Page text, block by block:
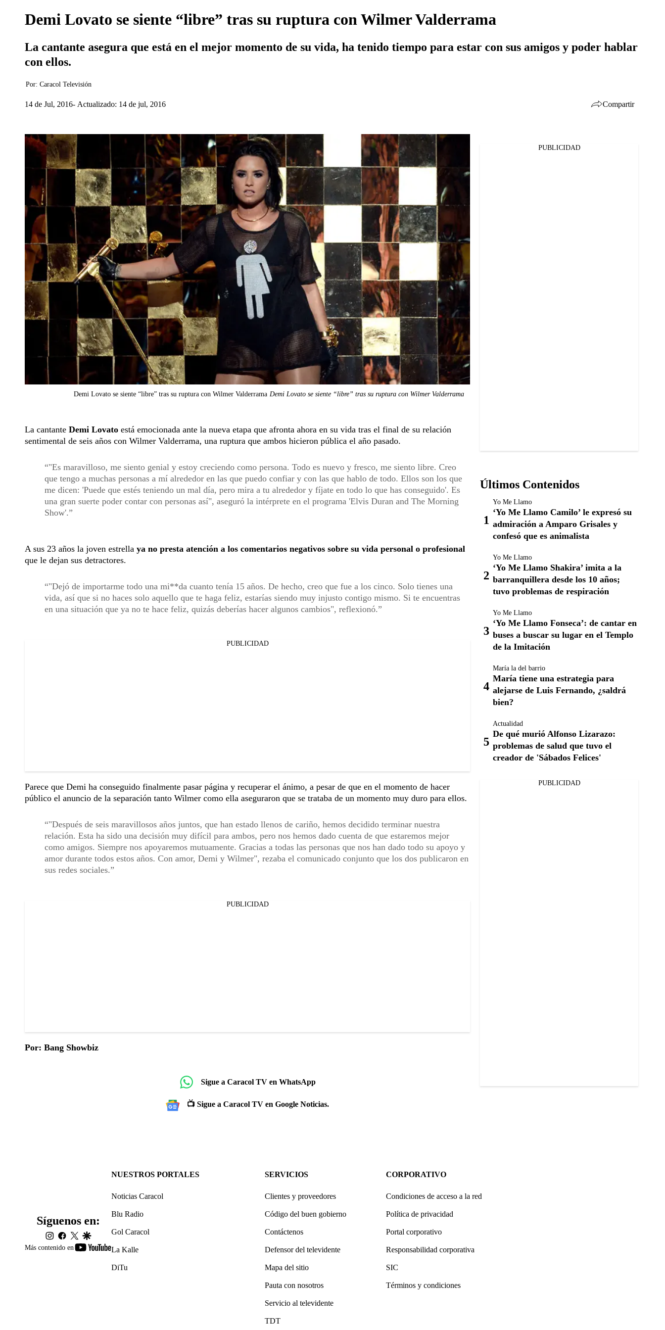
Demi Lovato se siente “libre” tras su ruptura con Wilmer Valderrama
La cantante asegura que está en el mejor momento de su vida, ha tenido tiempo para estar con sus amigos y poder hablar
con ellos.
Por: Caracol Televisión
14 de Jul, 2016 Actualizado: 14 de jul, 2016 Compartir
Twitter
Demi Lovato se siente “libre” tras su ruptura con Wilmer Valderrama Demi Lovato se siente “libre” tras su ruptura con Wilmer Valderrama
La cantante Demi Lovato está emocionada ante la nueva etapa que afronta ahora en su vida tras el final de su relación
sentimental de seis años con Wilmer Valderrama, una ruptura que ambos hicieron pública el año pasado.
"Es maravilloso, me siento genial y estoy creciendo como persona. Todo es nuevo y fresco, me siento libre. Creo
que tengo a muchas personas a mí alrededor en las que puedo confiar y con las que hablo de todo. Ellos son los que
me dicen: 'Puede que estés teniendo un mal día, pero mira a tu alrededor y fíjate en todo lo que has conseguido'. Es
una gran suerte poder contar con personas así", aseguró la intérprete en el programa 'Elvis Duran and The Morning
Show'.
A sus 23 años la joven estrella ya no presta atención a los comentarios negativos sobre su vida personal o profesional
que le dejan sus detractores.
"Dejó de importarme todo una mi**da cuanto tenía 15 años. De hecho, creo que fue a los cinco. Solo tienes una
vida, así que si no haces solo aquello que te haga feliz, estarías siendo muy injusto contigo mismo. Si te encuentras
en una situación que ya no te hace feliz, quizás deberías hacer algunos cambios", reflexionó.
PUBLICIDAD
Parece que Demi ha conseguido finalmente pasar página y recuperar el ánimo, a pesar de que en el momento de hacer
público el anuncio de la separación tanto Wilmer como ella aseguraron que se trataba de un momento muy duro para ellos.
"Después de seis maravillosos años juntos, que han estado llenos de cariño, hemos decidido terminar nuestra
relación. Esta ha sido una decisión muy difícil para ambos, pero nos hemos dado cuenta de que estaremos mejor
como amigos. Siempre nos apoyaremos mutuamente. Gracias a todas las personas que nos han dado todo su apoyo y
amor durante todos estos años. Con amor, Demi y Wilmer", rezaba el comunicado conjunto que los dos publicaron en
sus redes sociales.
PUBLICIDAD
Por: Bang Showbiz
Sigue a Caracol TV en WhatsApp
📺 Sigue a Caracol TV en Google Noticias.
PUBLICIDAD
Últimos Contenidos
Yo Me Llamo
‘Yo Me Llamo Camilo’ le expresó su
admiración a Amparo Grisales y
confesó que es animalista
Yo Me Llamo
‘Yo Me Llamo Shakira’ imita a la
barranquillera desde los 10 años;
tuvo problemas de respiración
Yo Me Llamo
‘Yo Me Llamo Fonseca’: de cantar en
buses a buscar su lugar en el Templo
de la Imitación
María la del barrio
María tiene una estrategia para
alejarse de Luis Fernando, ¿saldrá
bien?
Actualidad
De qué murió Alfonso Lizarazo:
problemas de salud que tuvo el
creador de 'Sábados Felices'
PUBLICIDAD
Más contenido en
youtube-
Síguenos en:
instagram
facebook
twittergoogle
NUESTROS PORTALES
Noticias Caracol
Blu Radio
Gol Caracol
La Kalle
DiTu
SERVICIOS
Clientes y proveedores
Código del buen gobierno
Contáctenos
Defensor del televidente
Mapa del sitio
Pauta con nosotros
Servicio al televidente
TDT
CORPORATIVO
Condiciones de acceso a la red
Política de privacidad
Portal corporativo
Responsabilidad corporativa
SIC
Términos y condiciones